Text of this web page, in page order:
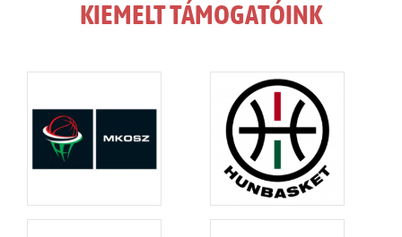
KIEMELT TÁMOGATÓINK